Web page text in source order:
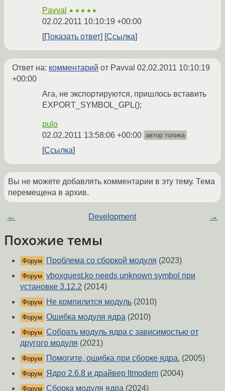
Pavval ★★★★★
02.02.2011 10:10:19 +00:00
Показать ответ
Ссылка
Ответ на: комментарий от Pavval 02.02.2011 10:10:19
+00:00
Ага, не экспортируются, пришлось вставить
EXPORT_SYMBOL_GPL();
pulo
02.02.2011 13:58:06 +00:00 автор топика
Ссылка
Вы не можете добавлять комментарии в эту тему. Тема
перемещена в архив.
← Development →
Похожие темы
Форум Проблема со сборкой модуля (2023)
Форум vboxguest.ko needs unknown symbol при
установке 3.12.2 (2014)
Форум Не компилится модуль (2010)
Форум Ошибка модуля ядра (2010)
Форум Собрать модуль ядра с зависимостью от
другого модуля (2021)
Форум Помогите, ошибка при сборке ядра. (2005)
Форум Ядро 2.6.8 и драйвер ltmodem (2004)
Форум Сборка модуля ядра (2024)